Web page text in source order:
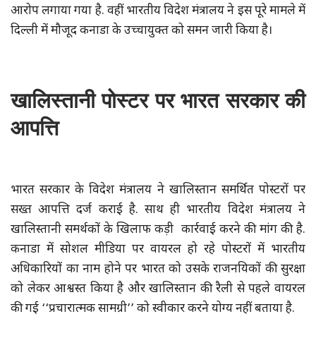
आरोप लगाया गया है. वहीं भारतीय विदेश मंत्रालय ने इस पूरे मामले में
दिल्ली में मौजूद कनाडा के उच्चायुक्त को समन जारी किया है।
खालिस्तानी पोस्टर पर भारत सरकार की
आपत्ति
भारत सरकार के विदेश मंत्रालय ने खालिस्तान समर्थित पोस्टरों पर
सख्त आपत्ति दर्ज कराई है. साथ ही भारतीय विदेश मंत्रालय ने
खालिस्तानी समर्थकों के खिलाफ कड़ी कार्रवाई करने की मांग की है.
कनाडा में सोशल मीडिया पर वायरल हो रहे पोस्टरों में भारतीय
अधिकारियों का नाम होने पर भारत को उसके राजनयिकों की सुरक्षा
को लेकर आश्वस्त किया है और खालिस्तान की रैली से पहले वायरल
की गई ‘‘प्रचारात्मक सामग्री’’ को स्वीकार करने योग्य नहीं बताया है.